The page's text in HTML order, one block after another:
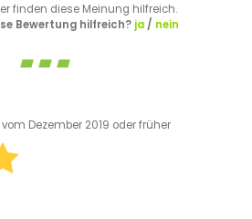
finden diese Meinung hilfreich.
Bewertung hilfreich? ja/ nein
vom Dezember 2019 oder früher